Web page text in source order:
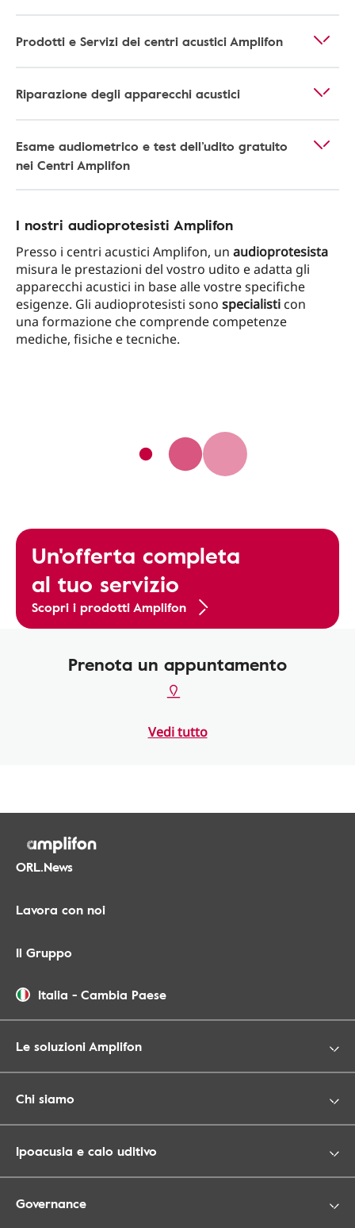
Prodotti e Servizi dei centri acustici Amplifon
Riparazione degli apparecchi acustici
Esame audiometrico e test dell’udito gratuito
nei Centri Amplifon
I nostri audioprotesisti Amplifon
Presso i centri acustici Amplifon, un audioprotesista
misura le prestazioni del vostro udito e adatta gli
apparecchi acustici in base alle vostre specifiche
esigenze. Gli audioprotesisti sono specialisti con
una formazione che comprende competenze
mediche, fisiche e tecniche.
Un'offerta completa
al tuo servizio
Scopri i prodotti Amplifon
Prenota un appuntamento
Vedi tutto
ORL.News
Lavora con noi
Il Gruppo
Italia - Cambia Paese
Le soluzioni Amplifon
Chi siamo
Ipoacusia e calo uditivo
Governance